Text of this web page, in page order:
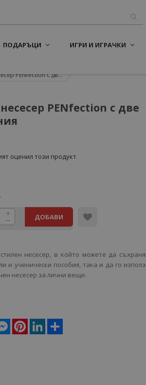
ПОДАРЪЦИ ИГРИ И ИГРАЧКИ
PENfection с дв...
PENfection с две
оценил този продукт
ДОБАВИ
несесер, в който можете да
и ученически пособия, така и да го
несесер за лични вещи.
MessengerPinterestLinkedIn